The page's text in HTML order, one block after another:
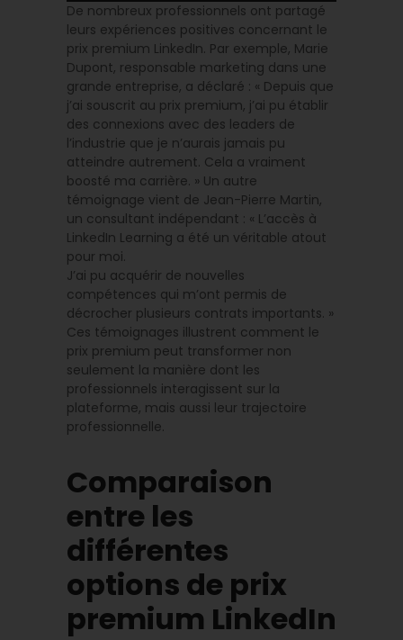
De nombreux professionnels ont partagé
leurs expériences positives concernant le
prix premium LinkedIn. Par exemple, Marie
Dupont, responsable marketing dans une
grande entreprise, a déclaré : « Depuis que
j’ai souscrit au prix premium, j’ai pu établir
des connexions avec des leaders de
l’industrie que je n’aurais jamais pu
atteindre autrement. Cela a vraiment
boosté ma carrière. » Un autre
témoignage vient de Jean-Pierre Martin,
un consultant indépendant : « L’accès à
LinkedIn Learning a été un véritable atout
pour moi.
J’ai pu acquérir de nouvelles
compétences qui m’ont permis de
décrocher plusieurs contrats importants. »
Ces témoignages illustrent comment le
prix premium peut transformer non
seulement la manière dont les
professionnels interagissent sur la
plateforme, mais aussi leur trajectoire
professionnelle.
Comparaison
entre les
différentes
options de prix
premium LinkedIn